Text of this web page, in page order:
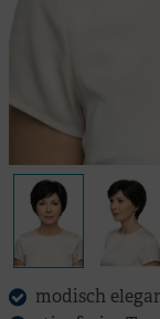
modisch